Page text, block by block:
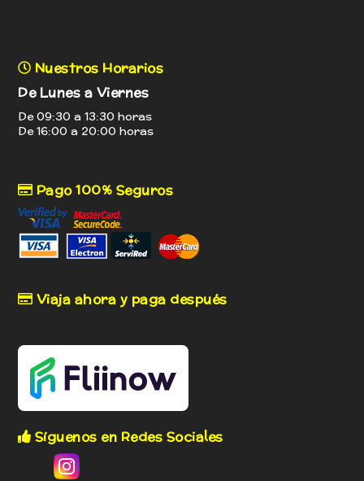
Nuestros Horarios
De Lunes a Viernes
De 09:30 a 13:30 horas
De 16:00 a 20:00 horas
Pago 100% Seguros
Viaja ahora y paga después
Síguenos en Redes Sociales